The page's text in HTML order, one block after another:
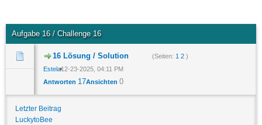
Aufgabe 16 / Challenge 16
16 Lösung / Solution (Seiten: 1 2 )
Estela12-23-2025, 04:11 PM
Antworten 17Ansichten 0
Letzter Beitrag
LuckytoBee